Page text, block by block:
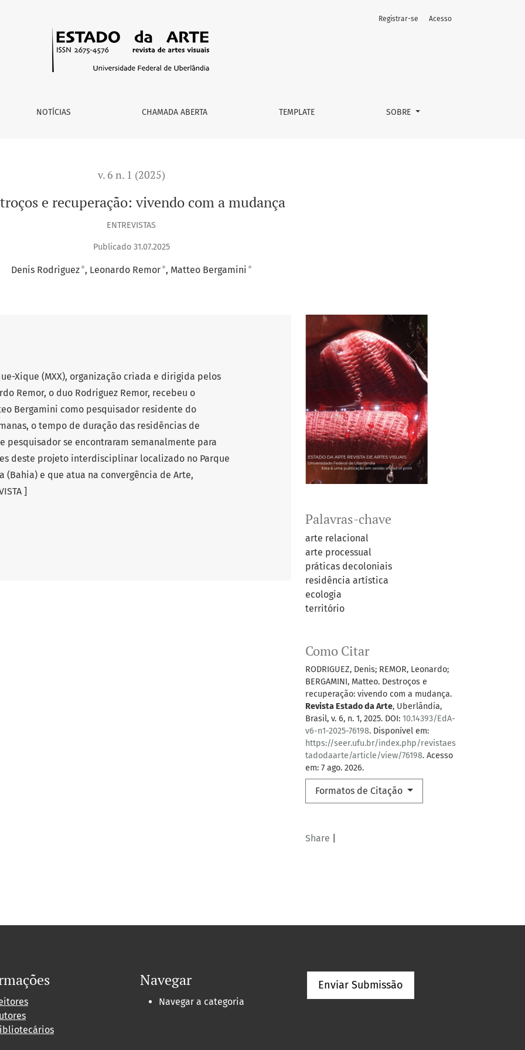
NOTÍCIAS CHAMADA ABERTA TEMPLATE SOBRE
Registrar-se Acesso
v. 6 n. 1 (2025)
e recuperação: vivendo com a mudança
ENTREVISTAS
Publicado 31.07.2025
Denis Rodriguez+ Leonardo Remor+ Matteo Bergamini +
Palavras-chave
arte relacional
arte processual
práticas decoloniais
residência artística
ecologia
território
Como Citar
RODRIGUEZ, Denis; REMOR, Leonardo;
BERGAMINI, Matteo. Destroços e
recuperação: vivendo com a mudança.
Revista Estado da Arte, Uberlândia,
Brasil, v. 6, n. 1, 2025. DOI: 10.14393/EdA-
v6-n1-2025-76198. Disponível em:
https://seer.ufu.br/index.php/revistaes
tadodaarte/article/view/76198. Acesso
em: 7 ago. 2026.
Formatos de Citação
Share
Xique (MXX), organização criada e dirigida pelos
Remor, o duo Rodriguez Remor, recebeu o
Bergamini como pesquisador residente do
o tempo de duração das residências de
pesquisador se encontraram semanalmente para
deste projeto interdisciplinar localizado no Parque
(Bahia) e que atua na convergência de Arte,
]
Navegar
Navegar a categoria
Enviar Submissão